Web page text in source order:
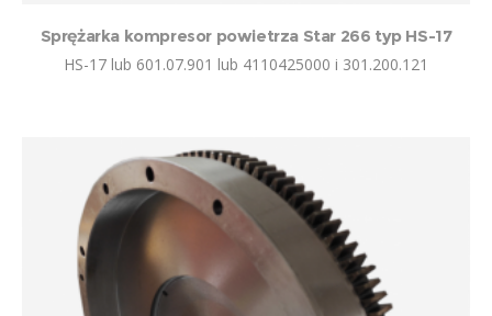
Sprężarka kompresor powietrza Star 266 typ HS-17
HS-17 lub 601.07.901 lub 4110425000 i 301.200.121